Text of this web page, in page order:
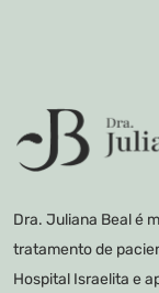
Dra. Juliana Beal é
tratamento de
Hospital Israelita e